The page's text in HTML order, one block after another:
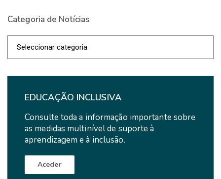
Categoria de Notícias
EDUCAÇÃO INCLUSIVA
Consulte toda a informação importante sobre
as medidas multinível de suporte à
aprendizagem e à inclusão.
Aceder